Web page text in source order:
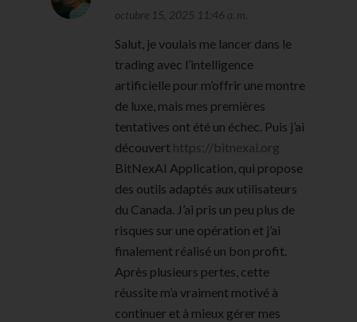
octubre 15, 2025 11:46 a. m.
Salut, je voulais me lancer dans le
trading avec l’intelligence
artificielle pour m’offrir une montre
de luxe, mais mes premières
tentatives ont été un échec. Puis j’ai
découvert https://bitnexai.org
BitNexAI Application, qui propose
des outils adaptés aux utilisateurs
du Canada. J’ai pris un peu plus de
risques sur une opération et j’ai
finalement réalisé un bon profit.
Après plusieurs pertes, cette
réussite m’a vraiment motivé à
continuer et à mieux gérer mes